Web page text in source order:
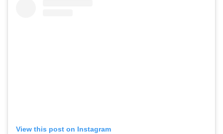
View this post on Instagram